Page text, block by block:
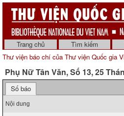
Trang chủ Tìm kiếm
Thư viện báo chí của Thư viện Quốc gia
Phụ Nữ Tân Văn, Số 13, 25
Số báo
Nội dung